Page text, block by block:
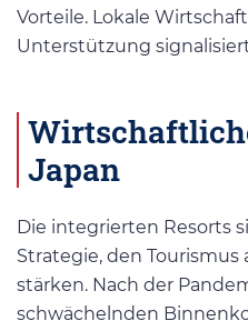
Vorteile. Lokale
Unterstützung
Japan
Die integrierten Resorts
Strategie, den
stärken. Nach der
schwächelnden